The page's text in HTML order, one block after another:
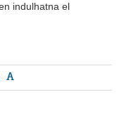
indulhatna el
A